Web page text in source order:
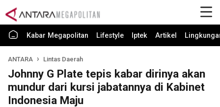
Kabar Megapolitan Lifestyle Iptek Artikel
ANTARA Lintas Daerah
Johnny G Plate tepis kabar dirinya akan
mundur dari kursi jabatannya di Kabinet
Indonesia Maju